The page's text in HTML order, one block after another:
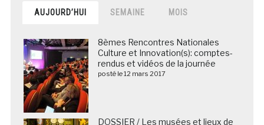
AUJOURD’HUI SEMAINE MOIS
8èmes Rencontres Nationales
Culture et Innovation(s): comptes-
rendus et vidéos de la journée
posté le 12 mars 2017
DOSSIER / Les musées et lieux de